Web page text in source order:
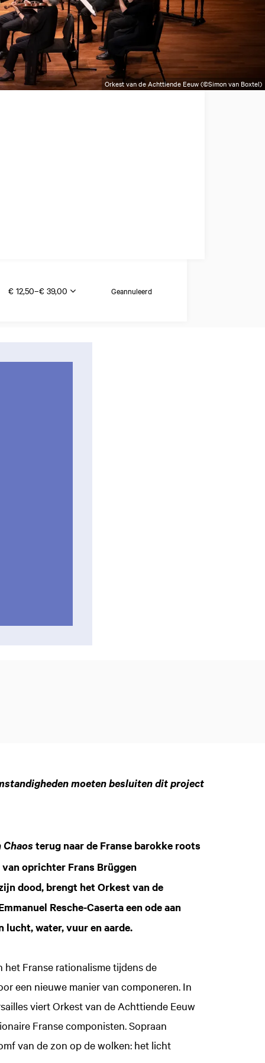
Orkest van de Achttiende Eeuw (©Simon van Boxtel)
€ 12,50–€ 39,00
Geannuleerd
moeten besluiten dit project
Chaos terug naar de Franse barokke roots
oprichter Frans Brüggen
dood, brengt het Orkest van de
Resche-Caserta een ode aan
lucht, water, vuur en aarde.
Franse rationalisme tijdens de
een nieuwe manier van componeren. In
viert Orkest van de Achttiende Eeuw
Franse componisten. Sopraan
van de zon op de wolken: het licht